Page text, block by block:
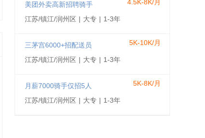
美团外卖高新招聘骑手 4.5K-8K/月
江苏/镇江/润州区 | 大专 | 1-3年
三茅宫6000+招配送员 5K-10K/月
江苏/镇江/润州区 | 大专 | 1-3年
月薪7000骑手仅招5人 5K-8K/月
江苏/镇江/润州区 | 大专 | 1-3年